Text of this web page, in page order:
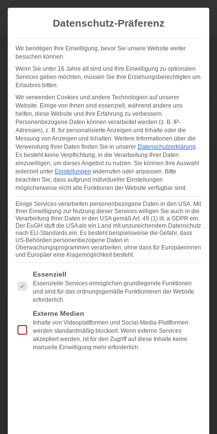
AIM
Angewandte
Informations-Methode
Die AIM (Angewandte Informationsmethode)
ist eine Form der energetischen Körperarbeit,
bei der gezielt Impulse über das System
gesetzt werden, um den Körper in seine
natürliche Regulationsfähigkeit zu begleiten.
Dabei arbeite ich mit dem Körper als
Informationssystem. Über spezifische Impulse
wird das System darin unterstützt, sich neu zu
ordnen, zu balancieren und in einen Zustand
erhöhter innerer Klarheit und Stabilität zu
kommen. Ein zentraler Aspekt der Arbeit ist die
Unterstützung der körpereigenen Entgiftungs-
und Ausleitungsprozesse. Über die
energetische Arbeit wird das System dabei
Datenschutz-Präferenz
Wir benötigen Ihre Einwilligung, bevor Sie unsere Website weiter
besuchen können.
Wenn Sie unter 16 Jahre alt sind und Ihre Einwilligung zu optionalen
Services geben möchten, müssen Sie Ihre Erziehungsberechtigten um
Erlaubnis bitten.
Wir verwenden Cookies und andere Technologien auf unserer
Website. Einige von ihnen sind essenziell, während andere uns
helfen, diese Website und Ihre Erfahrung zu verbessern.
Personenbezogene Daten können verarbeitet werden (z. B. IP-
Adressen), z. B. für personalisierte Anzeigen und Inhalte oder die
Messung von Anzeigen und Inhalten. Weitere Informationen über die
Verwendung Ihrer Daten finden Sie in unserer Datenschutzerklärung.
Es besteht keine Verpflichtung, in die Verarbeitung Ihrer Daten
einzuwilligen, um dieses Angebot zu nutzen. Sie können Ihre Auswahl
jederzeit unter Einstellungen widerrufen oder anpassen. Bitte
beachten Sie, dass aufgrund individueller Einstellungen
möglicherweise nicht alle Funktionen der Website verfügbar sind.
Einige Services verarbeiten personenbezogene Daten in den USA. Mit
Ihrer Einwilligung zur Nutzung dieser Services willigen Sie auch in die
Verarbeitung Ihrer Daten in den USA gemäß Art. 49 (1) lit. a GDPR ein.
Der EuGH stuft die USA als ein Land mit unzureichendem Datenschutz
nach EU-Standards ein. Es besteht beispielsweise die Gefahr, dass
US-Behörden personenbezogene Daten in
Überwachungsprogrammen verarbeiten, ohne dass für Europäerinnen
und Europäer eine Klagemöglichkeit besteht.
Es folgt eine Liste der Service-Gruppen, für die
Essenziell
Essenzielle Services ermöglichen grundlegende Funktionen
und sind für das ordnungsgemäße Funktionieren der Website
erforderlich.
Externe Medien
Inhalte von Videoplattformen und Social-Media-Plattformen
werden standardmäßig blockiert. Wenn externe Services
akzeptiert werden, ist für den Zugriff auf diese Inhalte keine
manuelle Einwilligung mehr erforderlich.